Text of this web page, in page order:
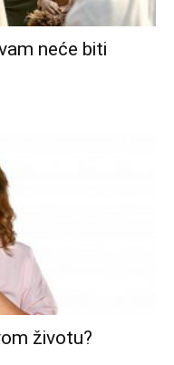
neće biti
životu?